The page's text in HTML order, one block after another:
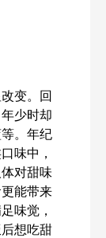
变。回
少时却
。年纪
味中，
对甜味
能带来
味觉，
想吃甜